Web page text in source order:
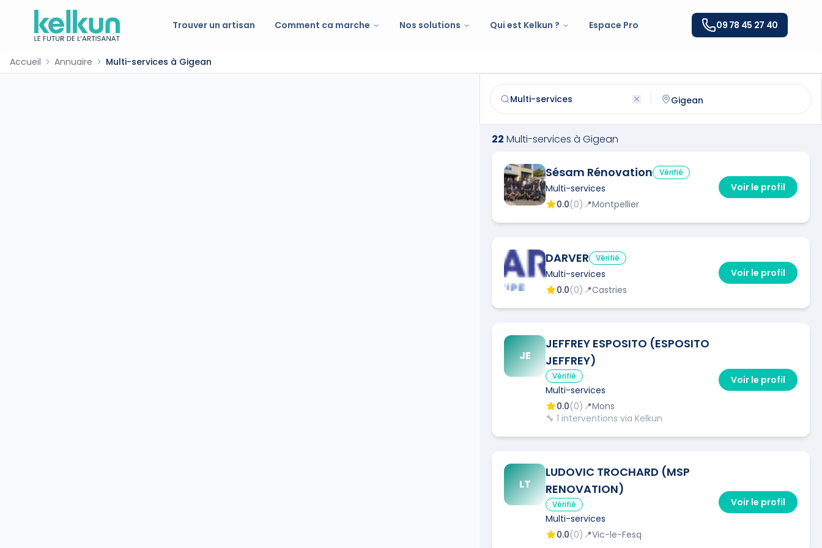
Trouver un artisan Comment ca marche Nos solutions Qui est Kelkun ? Espace Pro 09 78 45 27 40
Accueil Annuaire Multi-services à Gigean
Trouvez et contactez un
multi-services qualifié à
22 Multi-services à Gigean
Sésam Rénovation Vérifié
Multi-services
0.0(0) 📍Montpellier
Voir le profil
DARVER Vérifié
Multi-services
0.0(0) 📍Castries
Voir le profil
JE
JEFFREY ESPOSITO (ESPOSITO
JEFFREY)
Vérifié
Multi-services
0.0(0) 📍Mons
🔧 1 interventions via Kelkun
Voir le profil
LT
LUDOVIC TROCHARD (MSP
RENOVATION)
Vérifié
Multi-services
0.0(0) 📍Vic-le-Fesq
Voir le profil